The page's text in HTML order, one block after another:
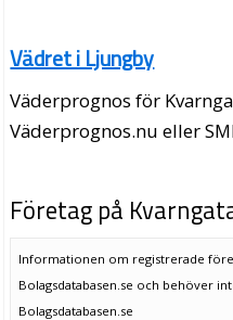
Vädret i Ljungby
Väderprognos för
Väderprognos.nu eller
Företag på
Informationen om registrerade
Bolagsdatabasen.se och behöver
Bolagsdatabasen.se